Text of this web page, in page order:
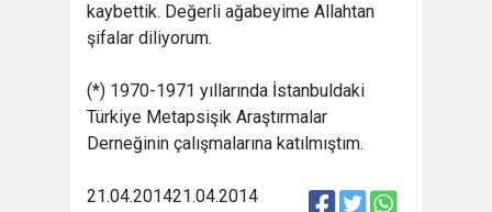
kaybettik. Değerli ağabeyime Allahtan
şifalar diliyorum.
(*) 1970-1971 yıllarında İstanbuldaki
Türkiye Metapsişik Araştırmalar
Derneğinin çalışmalarına katılmıştım.
21.04.2014
21.04.2014